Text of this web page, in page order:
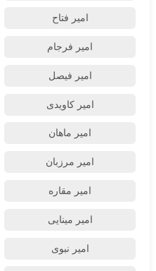
امیر فتاح
امیر فرجام
امیر فیصل
امیر کاویدی
امیر ماهان
امیر مرزبان
امیر مقاره
امیر مینایی
امیر نبوی